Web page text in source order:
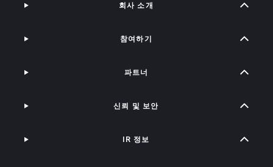
회사 소개
참여하기
파트너
신뢰 및 보안
IR 정보